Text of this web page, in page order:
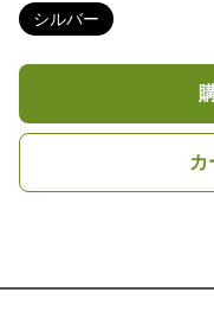
シルバー
カ